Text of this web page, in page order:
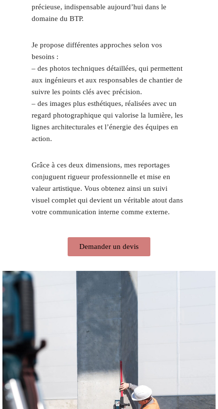
précieuse, indispensable aujourd’hui dans le
domaine du BTP.
Je propose différentes approches selon vos
besoins :
– des photos techniques détaillées, qui permettent
aux ingénieurs et aux responsables de chantier de
suivre les points clés avec précision.
– des images plus esthétiques, réalisées avec un
regard photographique qui valorise la lumière, les
lignes architecturales et l’énergie des équipes en
action.
Grâce à ces deux dimensions, mes reportages
conjuguent rigueur professionnelle et mise en
valeur artistique. Vous obtenez ainsi un suivi
visuel complet qui devient un véritable atout dans
votre communication interne comme externe.
Demander un devis